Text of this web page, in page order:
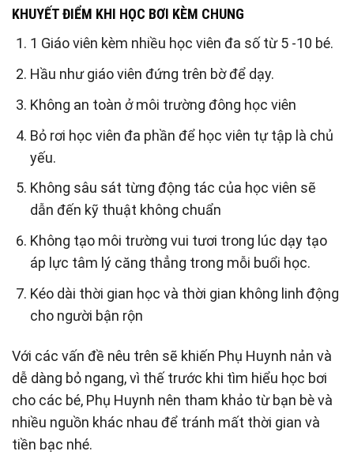
KHUYẾT ĐIỂM KHI HỌC BƠI KÈM CHUNG
1 Giáo viên kèm nhiều học viên đa số từ 5 -10 bé.
Hầu như giáo viên đứng trên bờ để dạy.
Không an toàn ở môi trường đông học viên
Bỏ rơi học viên đa phần để học viên tự tập là chủ
yếu.
Không sâu sát từng động tác của học viên sẽ
dẫn đến kỹ thuật không chuẩn
Không tạo môi trường vui tươi trong lúc dạy tạo
áp lực tâm lý căng thẳng trong mỗi buổi học.
Kéo dài thời gian học và thời gian không linh động
cho người bận rộn
Với các vấn đề nêu trên sẽ khiến Phụ Huynh nản và
dễ dàng bỏ ngang, vì thế trước khi tìm hiểu học bơi
cho các bé, Phụ Huynh nên tham khảo từ bạn bè và
nhiều nguồn khác nhau để tránh mất thời gian và
tiền bạc nhé.